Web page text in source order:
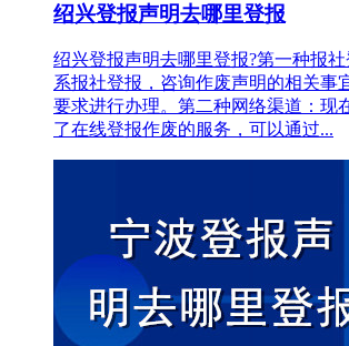
绍兴登报声明去哪里登报
绍兴登报声明去哪里登报?第一种报
系报社登报，咨询作废声明的相关事
要求进行办理。第二种网络渠道：现
了在线登报作废的服务，可以通过...